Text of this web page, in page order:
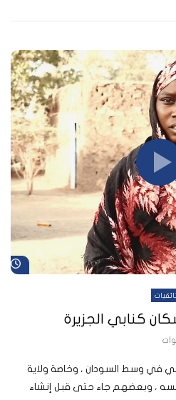
كنابي الجزيرة
كنابي في وسط السودان ، وخاصة ولاية
، وبعضهم جاء حتى قبل إنشاء